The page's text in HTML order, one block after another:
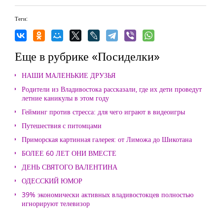
Теги:
Еще в рубрике «Посиделки»
НАШИ МАЛЕНЬКИЕ ДРУЗЬЯ
Родители из Владивостока рассказали, где их дети проведут
летние каникулы в этом году
Гейминг против стресса: для чего играют в видеоигры
Путешествия с питомцами
Приморская картинная галерея: от Лиможа до Шикотана
БОЛЕЕ 60 ЛЕТ ОНИ ВМЕСТЕ
ДЕНЬ СВЯТОГО ВАЛЕНТИНА
ОДЕССКИЙ ЮМОР
39% экономически активных владивостокцев полностью
игнорируют телевизор